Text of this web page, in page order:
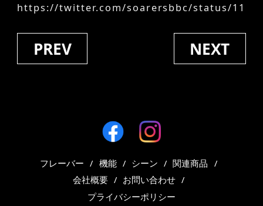
https://twitter.com/soarersbbc/status/
PREV NEXT
フレーバー 機能 シーン
関連商品
会社概要
お問い合わせ
プライバシーポリシー